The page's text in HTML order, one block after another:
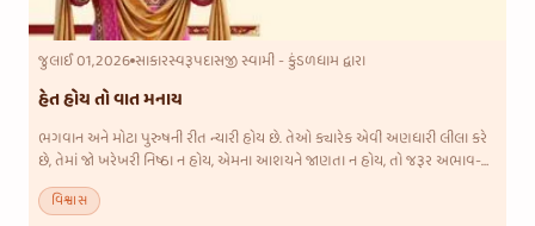
જુલાઈ 01,2026સાકારસ્વરૂપદાસજી સ્વામી - કુંડળધામ દ્વારા
હેત હોય તો વાત મનાય
ભગવાન અને મોટા પુરુષની રીત ન્યારી હોય છે. તેઓ ક્યારેક એવી અણધારી લીલા કરે
છે, તેમાં જો ખરેખરી નિષ્ઠા ન હોય, એમના આશયને જાણતા ન હોય, તો જરૂર અભાવ-
અવગુણ આવી જાય અને સત્સંગમાંથી પડી જવાય. એ વખતે કોઈ પ્રગ
વિશ્વાસ